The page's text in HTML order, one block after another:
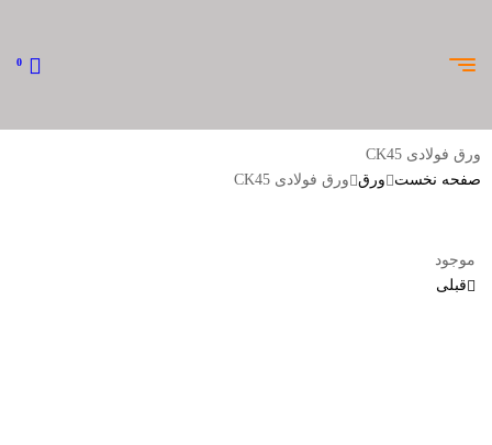
0
ورق فولادی CK45
صفحه نخست
ورق ورق فولادی CK45
موجود
قبلی